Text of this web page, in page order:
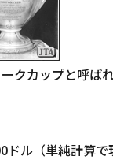
クカップと呼ば
ル（単純計算で